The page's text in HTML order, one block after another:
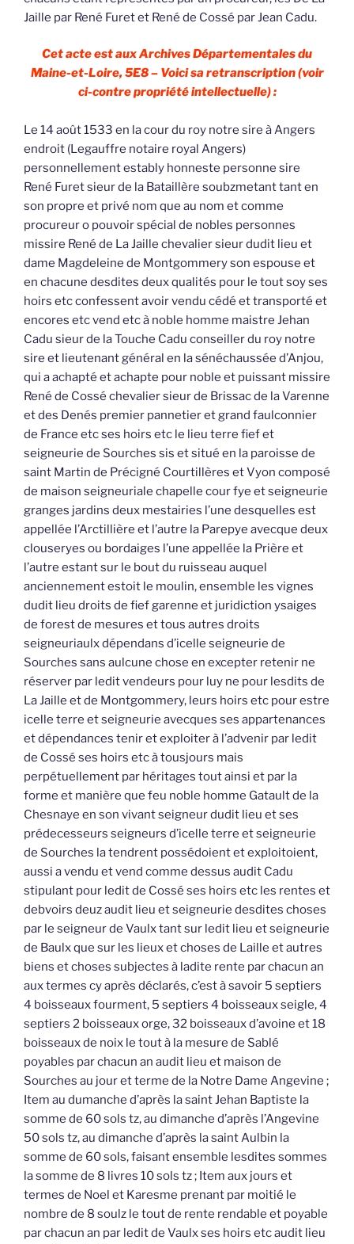
Jaille par René Furet et René de Cossé par Jean Cadu.
Cet acte est aux Archives Départementales du
Maine-et-Loire, 5E8 – Voici sa retranscription (voir
ci-contre propriété intellectuelle) :
Le 14 août 1533 en la cour du roy notre sire à Angers
endroit (Legauffre notaire royal Angers)
personnellement estably honneste personne sire
René Furet sieur de la Bataillère soubzmetant tant en
son propre et privé nom que au nom et comme
procureur o pouvoir spécial de nobles personnes
missire René de La Jaille chevalier sieur dudit lieu et
dame Magdeleine de Montgommery son espouse et
en chacune desdites deux qualités pour le tout soy ses
hoirs etc confessent avoir vendu cédé et transporté et
encores etc vend etc à noble homme maistre Jehan
Cadu sieur de la Touche Cadu conseiller du roy notre
sire et lieutenant général en la sénéchaussée d’Anjou,
qui a achapté et achapte pour noble et puissant missire
René de Cossé chevalier sieur de Brissac de la Varenne
et des Denés premier pannetier et grand faulconnier
de France etc ses hoirs etc le lieu terre fief et
seigneurie de Sourches sis et situé en la paroisse de
saint Martin de Précigné Courtillères et Vyon composé
de maison seigneuriale chapelle cour fye et seigneurie
granges jardins deux mestairies l’une desquelles est
appellée l’Arctillière et l’autre la Parepye avecque deux
clouseryes ou bordaiges l’une appellée la Prière et
l’autre estant sur le bout du ruisseau auquel
anciennement estoit le moulin, ensemble les vignes
dudit lieu droits de fief garenne et juridiction ysaiges
de forest de mesures et tous autres droits
seigneuriaulx dépendans d’icelle seigneurie de
Sourches sans aulcune chose en excepter retenir ne
réserver par ledit vendeurs pour luy ne pour lesdits de
La Jaille et de Montgommery, leurs hoirs etc pour estre
icelle terre et seigneurie avecques ses appartenances
et dépendances tenir et exploiter à l’advenir par ledit
de Cossé ses hoirs etc à tousjours mais
perpétuellement par héritages tout ainsi et par la
forme et manière que feu noble homme Gatault de la
Chesnaye en son vivant seigneur dudit lieu et ses
prédecesseurs seigneurs d’icelle terre et seigneurie
de Sourches la tendrent possédoient et exploitoient,
aussi a vendu et vend comme dessus audit Cadu
stipulant pour ledit de Cossé ses hoirs etc les rentes et
debvoirs deuz audit lieu et seigneurie desdites choses
par le seigneur de Vaulx tant sur ledit lieu et seigneurie
de Baulx que sur les lieux et choses de Laille et autres
biens et choses subjectes à ladite rente par chacun an
aux termes cy après déclarés, c’est à savoir 5 septiers
4 boisseaux fourment, 5 septiers 4 boisseaux seigle, 4
septiers 2 boisseaux orge, 32 boisseaux d’avoine et 18
boisseaux de noix le tout à la mesure de Sablé
poyables par chacun an audit lieu et maison de
Sourches au jour et terme de la Notre Dame Angevine ;
Item au dumanche d’après la saint Jehan Baptiste la
somme de 60 sols tz, au dimanche d’après l’Angevine
50 sols tz, au dimanche d’après la saint Aulbin la
somme de 60 sols, faisant ensemble lesdites sommes
la somme de 8 livres 10 sols tz ; Item aux jours et
termes de Noel et Karesme prenant par moitié le
nombre de 8 soulz le tout de rente rendable et poyable
par chacun an par ledit de Vaulx ses hoirs etc audit lieu